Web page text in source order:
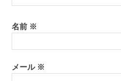
名前 ※
メール ※